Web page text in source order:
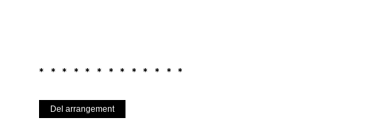
Del arrangement